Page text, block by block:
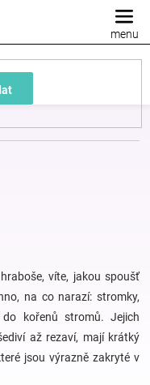
víte, jakou spoušť
na co narazí: stromky,
kořenů stromů. Jejich
až rezaví, mají krátký
jsou výrazně zakryté v